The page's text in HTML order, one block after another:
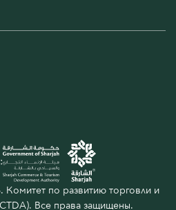
по развитию торговли и
Все права защищены.